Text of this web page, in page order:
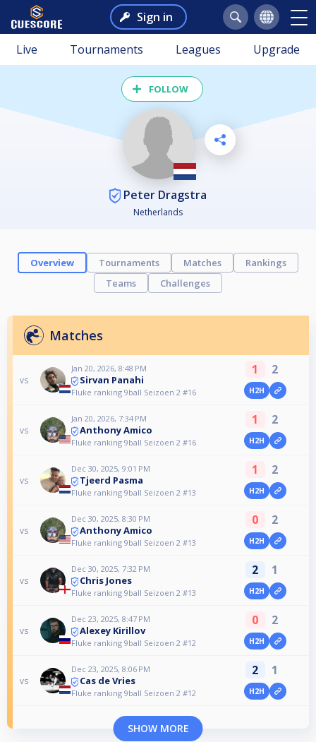
Sign in
Live Tournaments Leagues Upgrade
FOLLOW
Peter Dragstra
Netherlands
Overview Tournaments Matches
Rankings
Teams
Challenges
Matches
vs
Jan 20, 2026, 8:48 PM
Sirvan Panahi
Fluke ranking 9ball Seizoen 2 #16
1 2
H2H
vs
Jan 20, 2026, 7:34 PM
Anthony Amico
Fluke ranking 9ball Seizoen 2 #16
1 2
H2H
vs
Dec 30, 2025, 9:01 PM
Tjeerd Pasma
Fluke ranking 9ball Seizoen 2 #13
1 2
H2H
vs
Dec 30, 2025, 8:30 PM
Anthony Amico
Fluke ranking 9ball Seizoen 2 #13
0 2
H2H
vs
Dec 30, 2025, 7:32 PM
Chris Jones
Fluke ranking 9ball Seizoen 2 #13
2 1
H2H
vs
Dec 23, 2025, 8:47 PM
Alexey Kirillov
Fluke ranking 9ball Seizoen 2 #12
0 2
H2H
vs
Dec 23, 2025, 8:06 PM
Cas de Vries
Fluke ranking 9ball Seizoen 2 #12
2 1
H2H
SHOW MORE